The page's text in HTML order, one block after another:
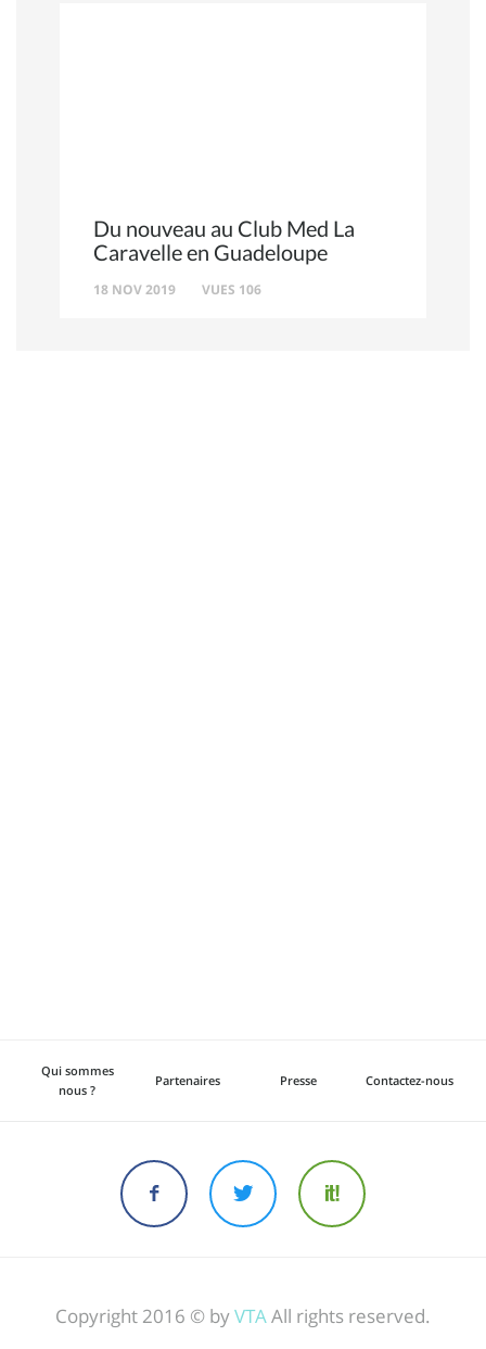
Du nouveau au Club Med La
Caravelle en Guadeloupe
18 NOV 2019 VUES 106
Qui sommes
nous ?
Partenaires Presse Contactez-nous
Copyright 2016 © byVTAAll rights reserved.